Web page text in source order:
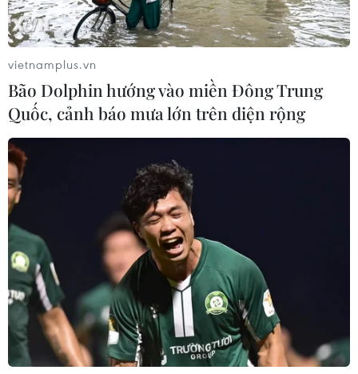
vietnamplus.vn
Bão Dolphin hướng vào miền Đông Trung
Quốc, cảnh báo mưa lớn trên diện rộng